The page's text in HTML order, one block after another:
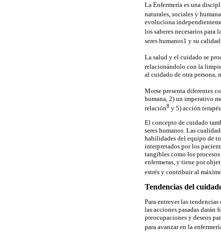
La Enfermería es una
naturales, sociales y
evoluciona
los saberes necesarios para
seres humanos1 y su
La salud y el cuidado se
relacionándolo con la
al cuidado de otra persona,
Morse presenta diferentes
humana, 2) un imperativo
relación8 y 5) acción
El concepto de cuidado
seres humanos. Las
habilidades del equipo de
interpretados por los
tangibles como los
enfermeras, y tiene por
estrés y contribuir al
Tendencias del
Para entrever las
las acciones pasadas darán
preocupaciones y deseos
para avanzar en la